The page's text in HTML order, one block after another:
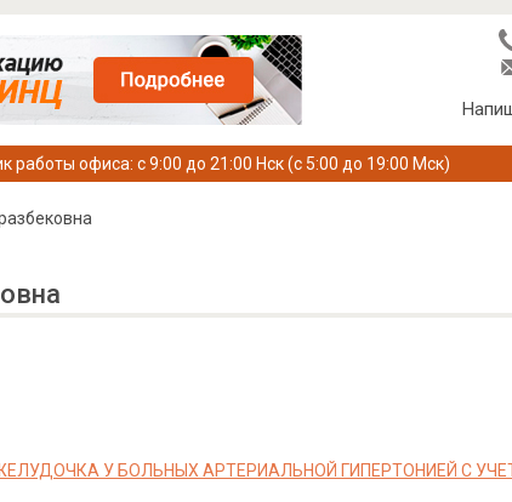
работы офиса: с 9:00 до 21:00 Нск (с 5:00 до 19:00 Мск)
У БОЛЬНЫХ АРТЕРИАЛЬНОЙ ГИПЕРТОНИЕЙ С